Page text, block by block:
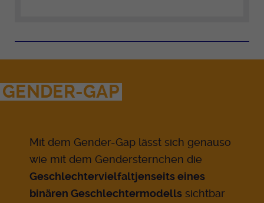
GENDER-GAP
Mit dem Gender-Gap lässt sich genauso
wie mit dem Gendersternchen die
Geschlechtervielfaltjenseits eines
binären Geschlechtermodells sichtbar
Notwendig zum sicheren Betrieb der
Anbieter EKHN
Laufzeit
Bei Ausahl nur essentieller Cookies wird
dieser Cookie am Ende der Sitzung
gelöscht. Ansonsten 1 Monat.